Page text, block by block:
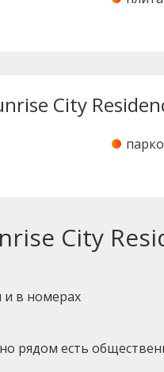
City
City
и в номерах
рядом есть